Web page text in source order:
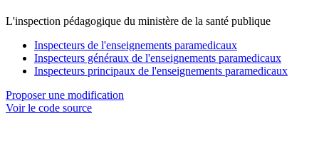
L'inspection pédagogique du ministère de la santé publique
Inspecteurs de l'enseignements paramedicaux
Inspecteurs généraux de l'enseignements paramedicaux
Inspecteurs principaux de l'enseignements paramedicaux
Proposer une modification
Voir le code source